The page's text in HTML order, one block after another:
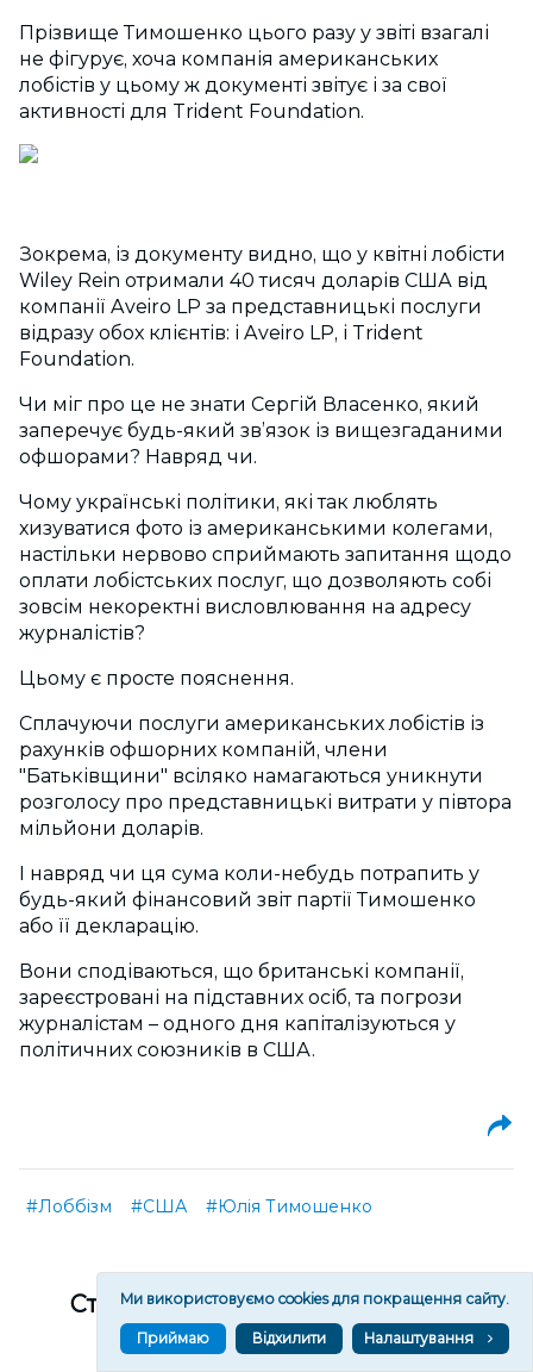
Прізвище Тимошенко цього разу у звіті взагалі
не фігурує, хоча компанія американських
лобістів у цьому ж документі звітує і за свої
активності для Trident Foundation.
Зокрема, із документу видно, що у квітні лобісти
Wiley Rein отримали 40 тисяч доларів США від
компанії Aveiro LP за представницькі послуги
відразу обох клієнтів: і Aveiro LP, і Trident
Foundation.
Чи міг про це не знати Сергій Власенко, який
заперечує будь-який зв’язок із вищезгаданими
офшорами? Навряд чи.
Чому українські політики, які так люблять
хизуватися фото із американськими колегами,
настільки нервово сприймають запитання щодо
оплати лобістських послуг, що дозволяють собі
зовсім некоректні висловлювання на адресу
журналістів?
Цьому є просте пояснення.
Сплачуючи послуги американських лобістів із
рахунків офшорних компаній, члени
"Батьківщини" всіляко намагаються уникнути
розголосу про представницькі витрати у півтора
мільйони доларів.
І навряд чи ця сума коли-небудь потрапить у
будь-який фінансовий звіт партії Тимошенко
або її декларацію.
Вони сподіваються, що британські компанії,
зареєстровані на підставних осіб, та погрози
журналістам – одного дня капіталізуються у
політичних союзників в США.
#Лоббізм #США #Юлія Тимошенко
Cтаньте частиною спільноти, яка
зберігає правду про Херсон
Ми використовуємо cookies для покращення сайту.
Приймаю Відхилити Налаштування